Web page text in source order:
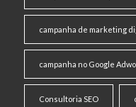
campanha de marketing
campanha no Google
Consultoria SEO